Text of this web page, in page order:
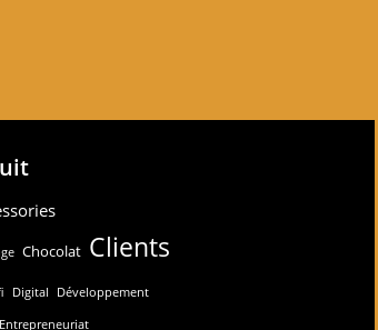
Chocolat Clients
Digital Développement
Entrepreneuriat